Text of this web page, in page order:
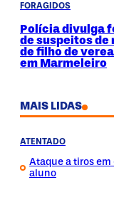
FORAGIDOS
Polícia divulga
de suspeitos de
de filho de
em Marmeleiro
MAIS LIDAS
ATENTADO
Ataque a tiros em
aluno